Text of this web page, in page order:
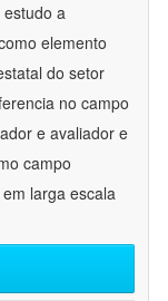
a
elemento
do setor
no campo
e avaliador e
campo
larga escala